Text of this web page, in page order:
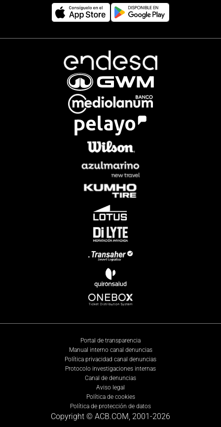
Portal de transparencia
Manual interno canal denuncias
Política privacidad canal denuncias
Protocolo investigaciones internas
Canal de denuncias
Aviso legal
Política de cookies
Política de protección de datos
Copyright © ACB.COM, 2001-2026